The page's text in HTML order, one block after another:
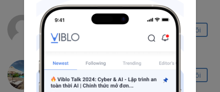
Hannah Nguyen
2 0
Theo dõi
jackie
0 0 0
Theo dõi